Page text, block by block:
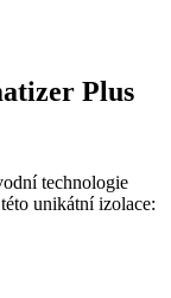
Plus
technologie
unikátní izolace: